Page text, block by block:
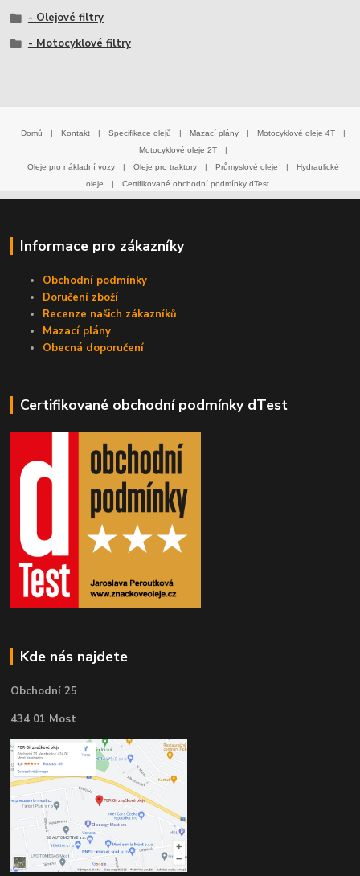
- Olejové filtry
- Motocyklové filtry
Domů Kontakt Specifikace olejů Mazací plány Motocyklové oleje 4T
Motocyklové oleje 2T
Oleje pro nákladní vozy
Oleje pro traktory Průmyslové oleje
Hydraulické
oleje
Certifikované obchodní podmínky dTest
Informace pro zákazníky
Obchodní podmínky
Doručení zboží
Recenze našich zákazníků
Mazací plány
Obecná doporučení
Certifikované obchodní podmínky dTest
Kde nás najdete
Obchodní 25
434 01 Most